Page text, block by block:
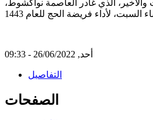
والأخير، الذي غادر العاصمة نواكشوط،
أحد, 26/06/2022 - 09:33
التفاصيل
الصفحات